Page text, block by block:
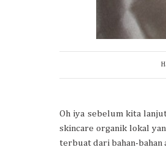
Oh iya sebelum kita
skincare organik lokal
terbuat dari bahan-bahan